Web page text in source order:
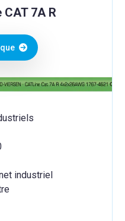
7A R
industriel